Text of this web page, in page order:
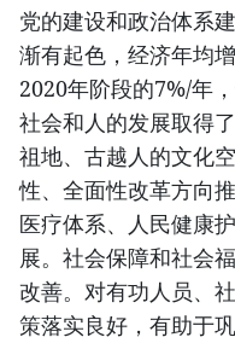
党的建设和政治体系
渐有起色，经济年均
2020年阶段的7%/年
社会和人的发展取得
祖地、古越人的文化
性、全面性改革方向
医疗体系、人民健康
展。社会保障和社会
改善。对有功人员、
策落实良好，有助于